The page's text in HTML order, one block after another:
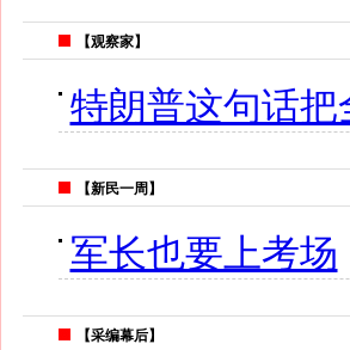
【观察家】
特朗普这句话
【新民一周】
军长也要上考场
【采编幕后】